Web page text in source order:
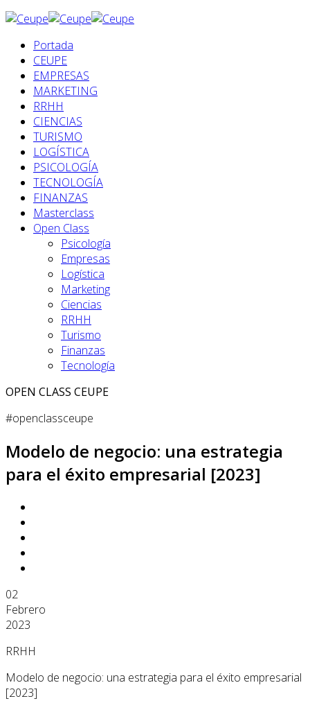
Portada
CEUPE
EMPRESAS
MARKETING
RRHH
CIENCIAS
TURISMO
LOGÍSTICA
PSICOLOGÍA
TECNOLOGÍA
FINANZAS
Masterclass
Open Class
Psicología
Empresas
Logística
Marketing
Ciencias
RRHH
Turismo
Finanzas
Tecnología
OPEN CLASS CEUPE
#openclassceupe
Modelo de negocio: una estrategia
para el éxito empresarial [2023]
02
Febrero
2023
RRHH
Modelo de negocio: una estrategia para el éxito empresarial
[2023]